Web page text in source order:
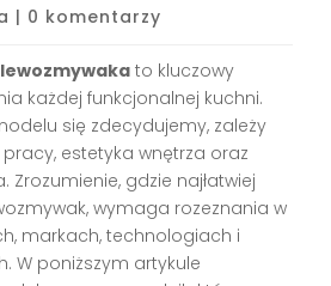
| 0 komentarzy
to kluczowy
każdej funkcjonalnej kuchni.
się zdecydujemy, zależy
estetyka wnętrza oraz
Zrozumienie, gdzie najłatwiej
wymaga rozeznania w
markach, technologiach i
W poniższym artykule